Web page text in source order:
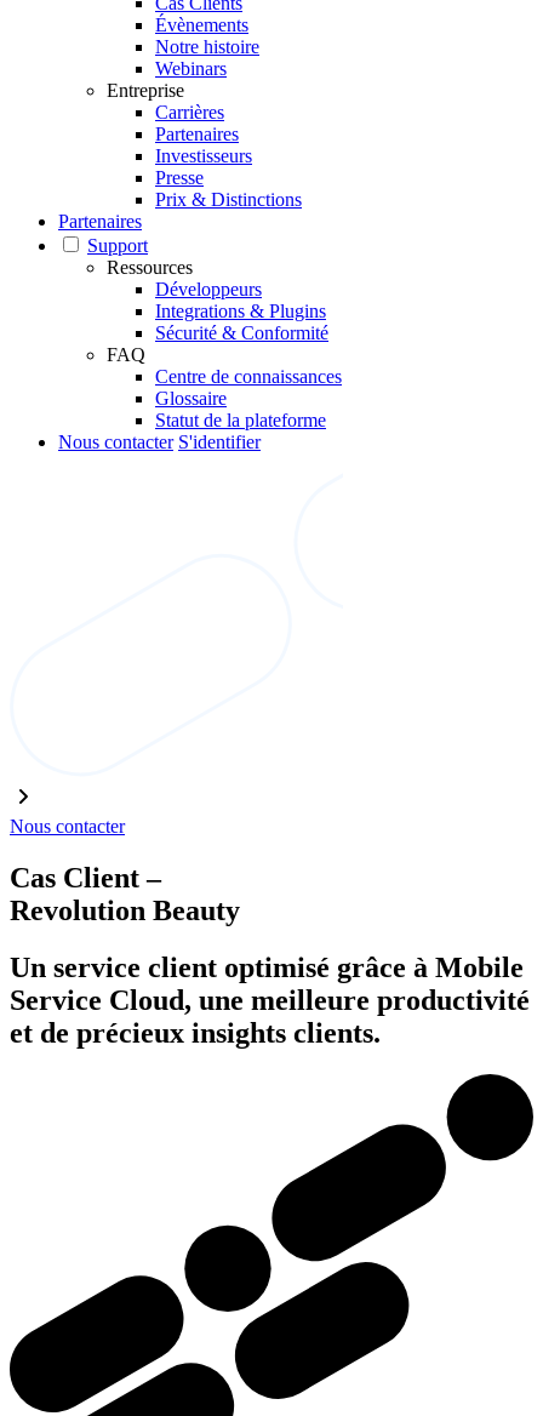
Évènements
Notre histoire
Webinars
Entreprise
Carrières
Partenaires
Investisseurs
Presse
Prix & Distinctions
Partenaires
Support
Ressources
Développeurs
Integrations & Plugins
Sécurité & Conformité
FAQ
Centre de connaissances
Glossaire
Statut de la plateforme
Nous contacter S'identifier
Nous contacter
Cas Client –
Revolution Beauty
Un service client optimisé grâce à Mobile
Service Cloud, une meilleure productivité
et de précieux insights clients.